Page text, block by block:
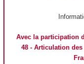
Avec la participation
48 - Articulation